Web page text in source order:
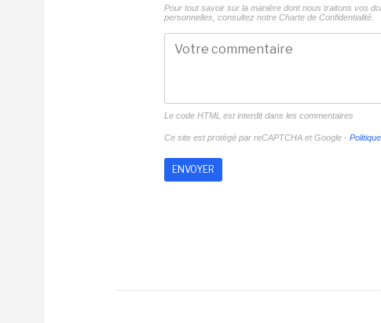
Pour tout savoir sur la manière dont nous traitons vos
personnelles, consultez notre Charte de Confidentialité.
Le code HTML est interdit dans les commentaires
Ce site est protégé par reCAPTCHA et Google -